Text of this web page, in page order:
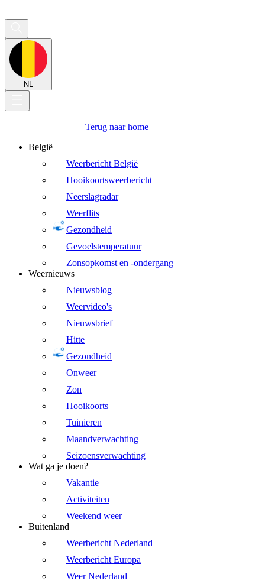
NL
Terug naar home
België
Weerbericht België
Hooikoortsweerbericht
Neerslagradar
Weerflits
Gezondheid
Gevoelstemperatuur
Zonsopkomst en -ondergang
Weernieuws
Nieuwsblog
Weervideo's
Nieuwsbrief
Hitte
Gezondheid
Onweer
Zon
Hooikoorts
Tuinieren
Maandverwachting
Seizoensverwachting
Wat ga je doen?
Vakantie
Activiteiten
Weekend weer
Buitenland
Weerbericht Nederland
Weerbericht Europa
Weer Nederland